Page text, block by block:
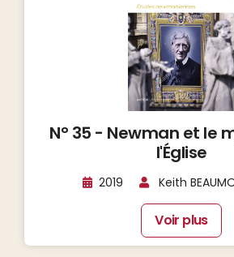
N° 35 - Newman et le
l'Église
2019 Keith
Voir plus